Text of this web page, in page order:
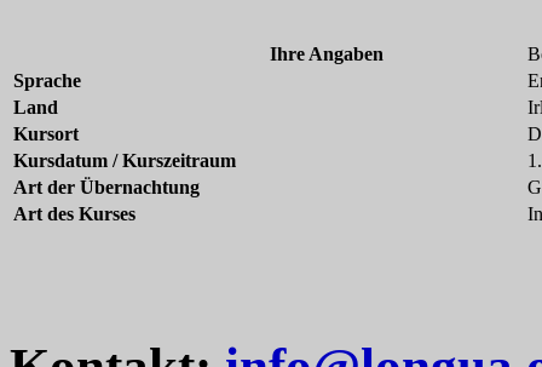
Ihre Angaben
Sprache
Land
Kursort
Kursdatum / Kurszeitraum
Art der Übernachtung
Art des Kurses